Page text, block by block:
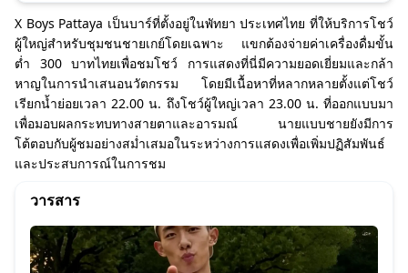
X Boys Pattaya เป็นบาร์ที่ตั้งอยู่ในพัทยา ประเทศไทย ที่ให้บริการโชว์
ผู้ใหญ่สำหรับชุมชนชายเกย์โดยเฉพาะ แขกต้องจ่ายค่าเครื่องดื่มขั้น
ต่ำ 300 บาทไทยเพื่อชมโชว์ การแสดงที่นี่มีความยอดเยี่ยมและกล้า
หาญในการนำเสนอนวัตกรรม โดยมีเนื้อหาที่หลากหลายตั้งแต่โชว์
เรียกน้ำย่อยเวลา 22.00 น. ถึงโชว์ผู้ใหญ่เวลา 23.00 น. ที่ออกแบบมา
เพื่อมอบผลกระทบทางสายตาและอารมณ์ นายแบบชายยังมีการ
โต้ตอบกับผู้ชมอย่างสม่ำเสมอในระหว่างการแสดงเพื่อเพิ่มปฏิสัมพันธ์
และประสบการณ์ในการชม
วารสาร